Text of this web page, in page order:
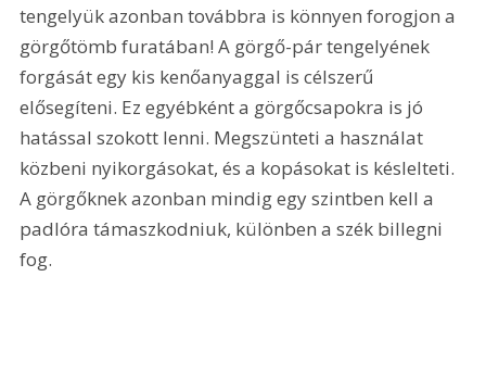
tengelyük azonban továbbra is könnyen forogjon a
görgőtömb furatában! A görgő-pár tengelyének
forgását egy kis kenőanyaggal is célszerű
elősegíteni. Ez egyébként a görgőcsapokra is jó
hatással szokott lenni. Megszünteti a használat
közbeni nyikorgásokat, és a kopásokat is késlelteti.
A görgőknek azonban mindig egy szintben kell a
padlóra támaszkodniuk, különben a szék billegni
fog.